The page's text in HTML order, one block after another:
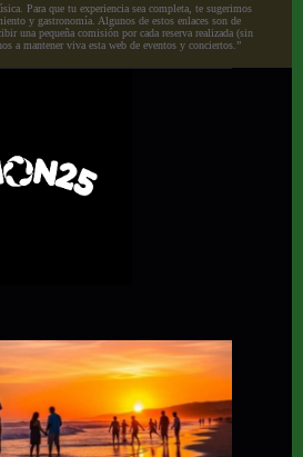
Para que tu experiencia sea completa, te sugerimos
y gastronomía. Algunos de estos enlaces son de
una pequeña comisión por cada reserva realizada (sin
a mantener viva esta web de eventos y conciertos.”